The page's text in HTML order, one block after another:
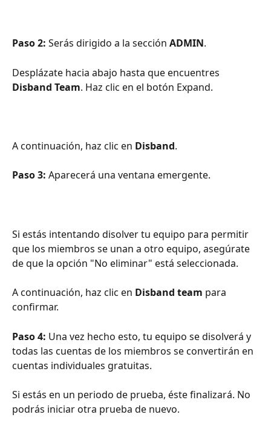
Paso 2: Serás dirigido a la sección ADMIN.
Desplázate hacia abajo hasta que encuentres
Disband Team. Haz clic en el botón Expand.
A continuación, haz clic en Disband.
Paso 3: Aparecerá una ventana emergente.
Si estás intentando disolver tu equipo para permitir
que los miembros se unan a otro equipo, asegúrate
de que la opción "No eliminar" está seleccionada.
A continuación, haz clic en Disband team para
confirmar.
Paso 4: Una vez hecho esto, tu equipo se disolverá y
todas las cuentas de los miembros se convertirán en
cuentas individuales gratuitas.
Si estás en un periodo de prueba, éste finalizará. No
podrás iniciar otra prueba de nuevo.